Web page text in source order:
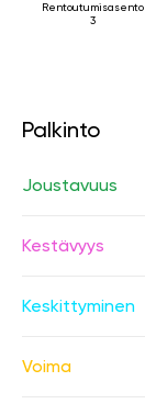
Rentoutumisasento
3
Palkinto
Joustavuus
Kestävyys
Keskittyminen
Voima